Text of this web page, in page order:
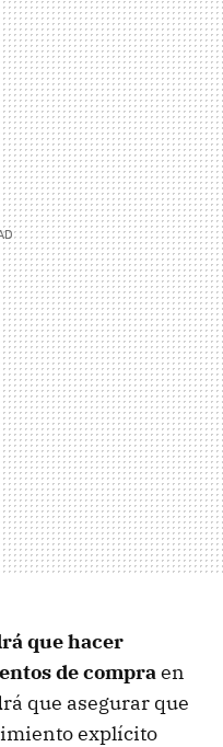
que hacer
de compraen
que asegurar que
explícito